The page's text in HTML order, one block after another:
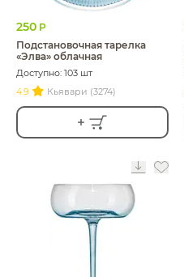
250 Р
Подстановочная тарелка
«Элва» облачная
Доступно: 103 шт
4.9
Кьявари (3274)